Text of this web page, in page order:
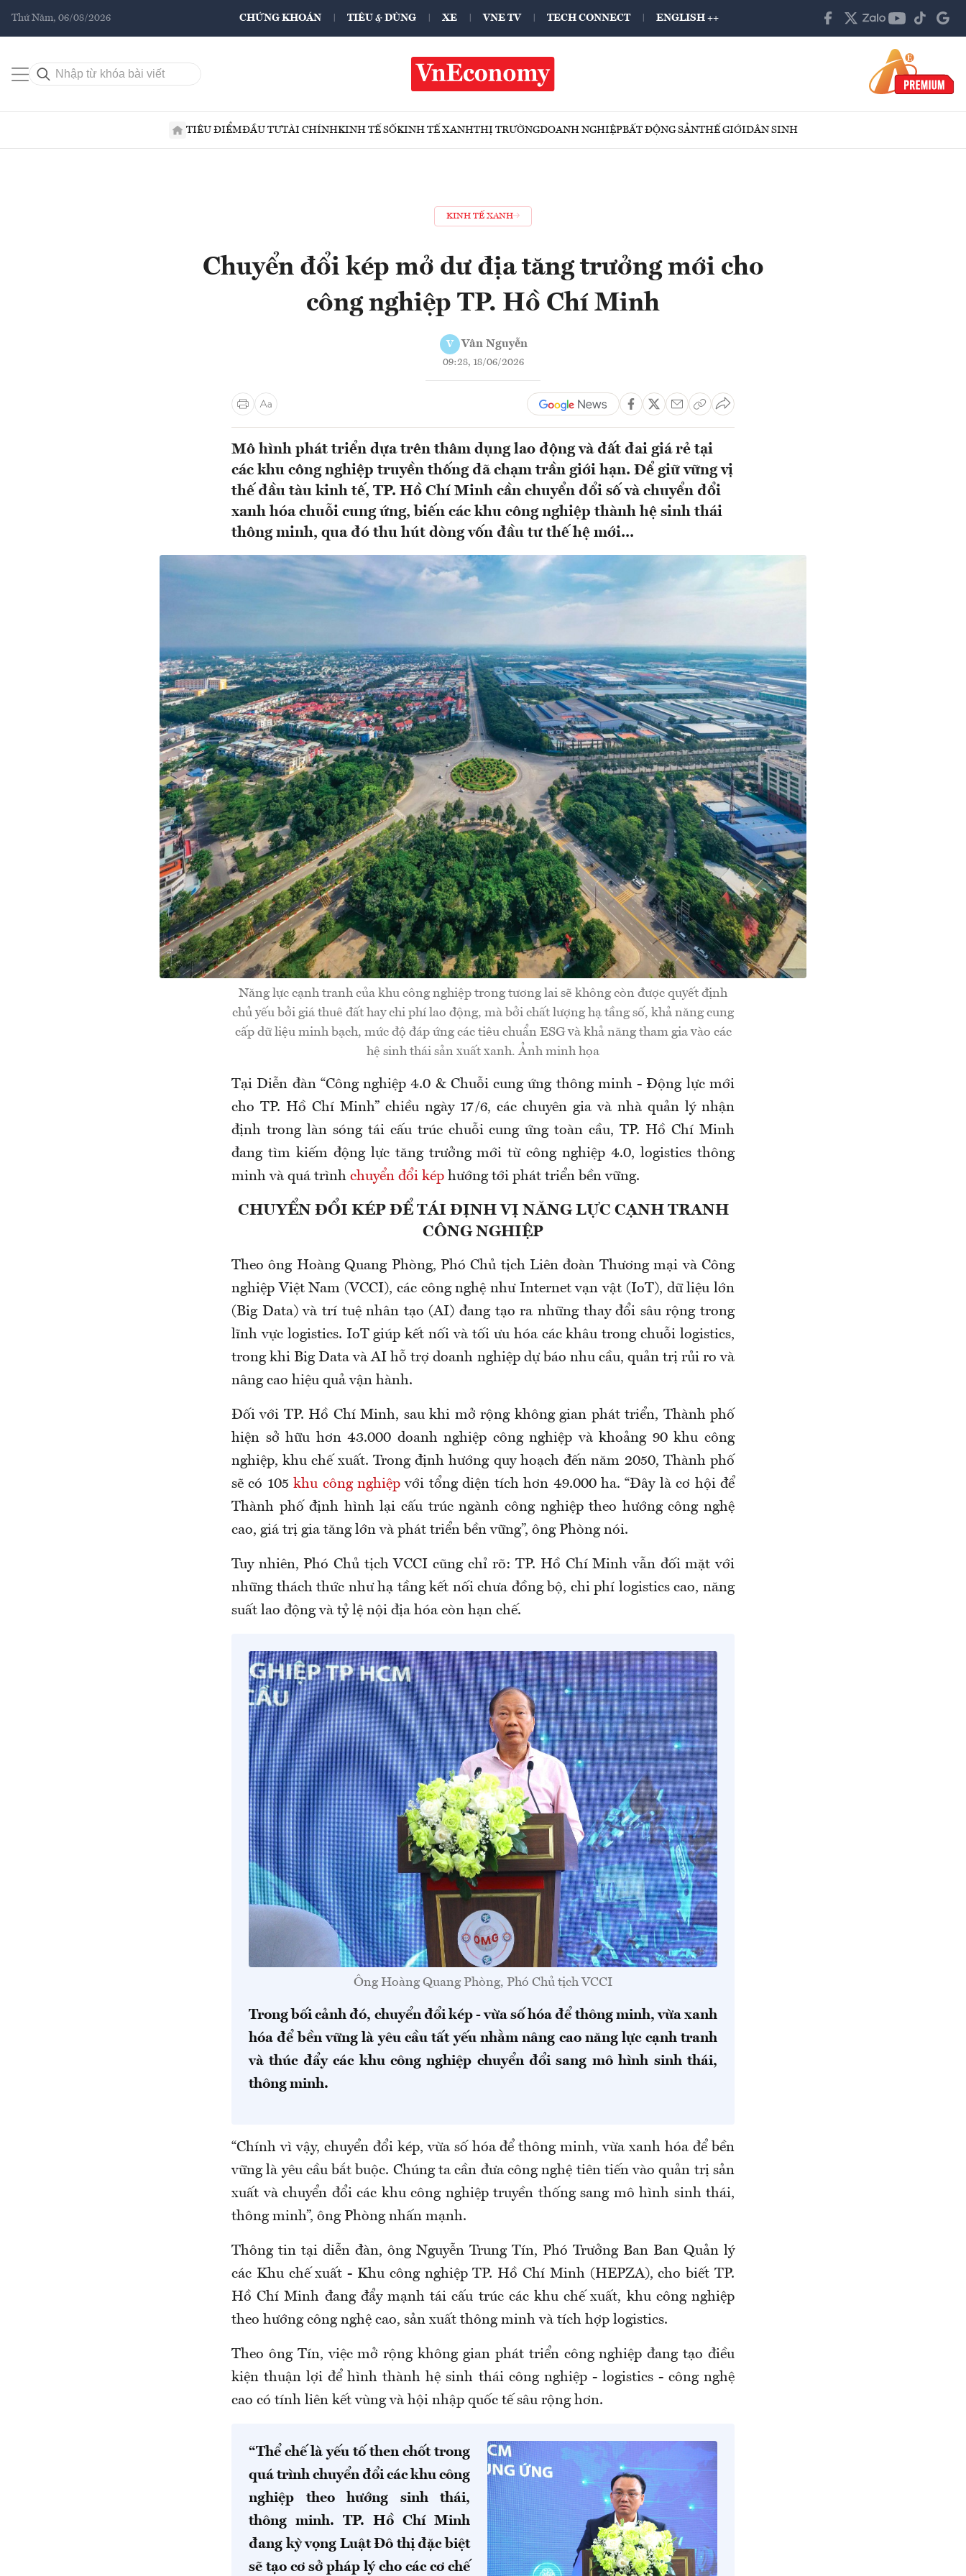
Thứ Năm, 06/08/2026 CHỨNG KHOÁN TIÊU & DÙNG XE VNE TV TECH CONNECT ENGLISH ++
TIÊU ĐIỂMĐẦU TƯTÀI CHÍNHKINH TẾ SỐKINH TẾ XANHTHỊ TRƯỜNGDOANH NGHIỆPBẤT ĐỘNG SẢNTHẾ GIỚIDÂN SINH
KINH TẾ XANH
Chuyển đổi kép mở dư địa tăng trưởng mới cho
công nghiệp TP. Hồ Chí Minh
V Vân Nguyễn
09:28, 18/06/2026
Mô hình phát triển dựa trên thâm dụng lao động và đất đai giá rẻ tại
các khu công nghiệp truyền thống đã chạm trần giới hạn. Để giữ vững vị
thế đầu tàu kinh tế, TP. Hồ Chí Minh cần chuyển đổi số và chuyển đổi
xanh hóa chuỗi cung ứng, biến các khu công nghiệp thành hệ sinh thái
thông minh, qua đó thu hút dòng vốn đầu tư thế hệ mới...
Năng lực cạnh tranh của khu công nghiệp trong tương lai sẽ không còn được quyết định
chủ yếu bởi giá thuê đất hay chi phí lao động, mà bởi chất lượng hạ tầng số, khả năng cung
cấp dữ liệu minh bạch, mức độ đáp ứng các tiêu chuẩn ESG và khả năng tham gia vào các
hệ sinh thái sản xuất xanh. Ảnh minh họa
Tại Diễn đàn “Công nghiệp 4.0 & Chuỗi cung ứng thông minh - Động lực mới
cho TP. Hồ Chí Minh” chiều ngày 17/6, các chuyên gia và nhà quản lý nhận
định trong làn sóng tái cấu trúc chuỗi cung ứng toàn cầu, TP. Hồ Chí Minh
đang tìm kiếm động lực tăng trưởng mới từ công nghiệp 4.0, logistics thông
minh và quá trình chuyển đổi kép hướng tới phát triển bền vững.
CHUYỂN ĐỔI KÉP ĐỂ TÁI ĐỊNH VỊ NĂNG LỰC CẠNH TRANH
CÔNG NGHIỆP
Theo ông Hoàng Quang Phòng, Phó Chủ tịch Liên đoàn Thương mại và Công
nghiệp Việt Nam (VCCI), các công nghệ như Internet vạn vật (IoT), dữ liệu lớn
(Big Data) và trí tuệ nhân tạo (AI) đang tạo ra những thay đổi sâu rộng trong
lĩnh vực logistics. IoT giúp kết nối và tối ưu hóa các khâu trong chuỗi logistics,
trong khi Big Data và AI hỗ trợ doanh nghiệp dự báo nhu cầu, quản trị rủi ro và
nâng cao hiệu quả vận hành.
Đối với TP. Hồ Chí Minh, sau khi mở rộng không gian phát triển, Thành phố
hiện sở hữu hơn 43.000 doanh nghiệp công nghiệp và khoảng 90 khu công
nghiệp, khu chế xuất. Trong định hướng quy hoạch đến năm 2050, Thành phố
sẽ có 105khu công nghiệp với tổng diện tích hơn 49.000 ha. “Đây là cơ hội để
Thành phố định hình lại cấu trúc ngành công nghiệp theo hướng công nghệ
cao, giá trị gia tăng lớn và phát triển bền vững”, ông Phòng nói.
Tuy nhiên, Phó Chủ tịch VCCI cũng chỉ rõ: TP. Hồ Chí Minh vẫn đối mặt với
những thách thức như hạ tầng kết nối chưa đồng bộ, chi phí logistics cao, năng
suất lao động và tỷ lệ nội địa hóa còn hạn chế.
Ông Hoàng Quang Phòng, Phó Chủ tịch VCCI
Trong bối cảnh đó, chuyển đổi kép - vừa số hóa để thông minh, vừa xanh
hóa để bền vững là yêu cầu tất yếu nhằm nâng cao năng lực cạnh tranh
và thúc đẩy các khu công nghiệp chuyển đổi sang mô hình sinh thái,
thông minh.
“Chính vì vậy, chuyển đổi kép, vừa số hóa để thông minh, vừa xanh hóa để bền
vững là yêu cầu bắt buộc. Chúng ta cần đưa công nghệ tiên tiến vào quản trị sản
xuất và chuyển đổi các khu công nghiệp truyền thống sang mô hình sinh thái,
thông minh”, ông Phòng nhấn mạnh.
Thông tin tại diễn đàn, ông Nguyễn Trung Tín, Phó Trưởng Ban Ban Quản lý
các Khu chế xuất - Khu công nghiệp TP. Hồ Chí Minh (HEPZA), cho biết TP.
Hồ Chí Minh đang đẩy mạnh tái cấu trúc các khu chế xuất, khu công nghiệp
theo hướng công nghệ cao, sản xuất thông minh và tích hợp logistics.
Theo ông Tín, việc mở rộng không gian phát triển công nghiệp đang tạo điều
kiện thuận lợi để hình thành hệ sinh thái công nghiệp - logistics - công nghệ
cao có tính liên kết vùng và hội nhập quốc tế sâu rộng hơn.
“Thể chế là yếu tố then chốt trong
quá trình chuyển đổi các khu công
nghiệp theo hướng sinh thái,
thông minh. TP. Hồ Chí Minh
đang kỳ vọng Luật Đô thị đặc biệt
sẽ tạo cơ sở pháp lý cho các cơ chế